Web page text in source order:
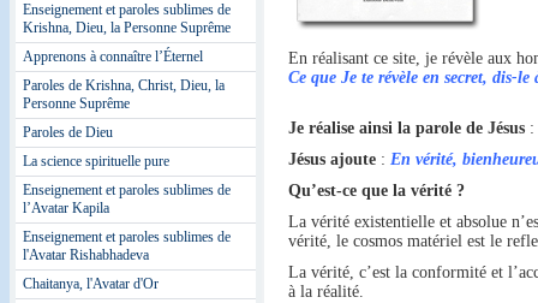
En réalisant ce site, je révèle aux
Ce que Je te révèle en secret, dis-
Je réalise ainsi la parole de Jésus :
Jésus ajoute : En vérité,
Qu’est-ce que la vérité ?
La vérité existentielle et absolue
vérité, le cosmos matériel est le
La vérité, c’est la conformité et
à la réalité.
Enseignement et paroles sublimes de
Krishna, Dieu, la Personne Suprême
Apprenons à connaître l’Éternel
Paroles de Krishna, Christ, Dieu, la
Personne Suprême
Paroles de Dieu
La science spirituelle pure
Enseignement et paroles sublimes de
l’Avatar Kapila
Enseignement et paroles sublimes de
l'Avatar Rishabhadeva
Chaitanya, l'Avatar d'Or